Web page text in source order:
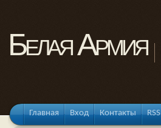
Белая Армия
Главная Вход Контакты RSS